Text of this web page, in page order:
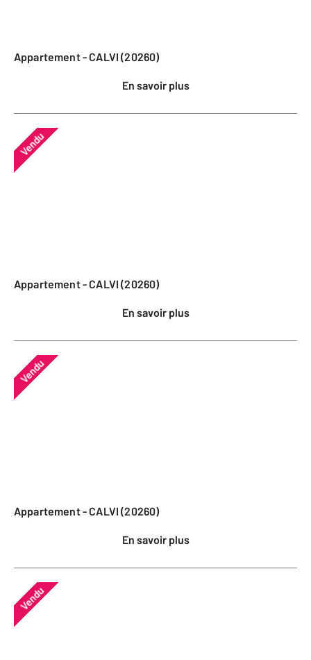
Appartement - CALVI (20260)
En savoir plus
Vendu
Appartement - CALVI (20260)
En savoir plus
Vendu
Appartement - CALVI (20260)
En savoir plus
Vendu